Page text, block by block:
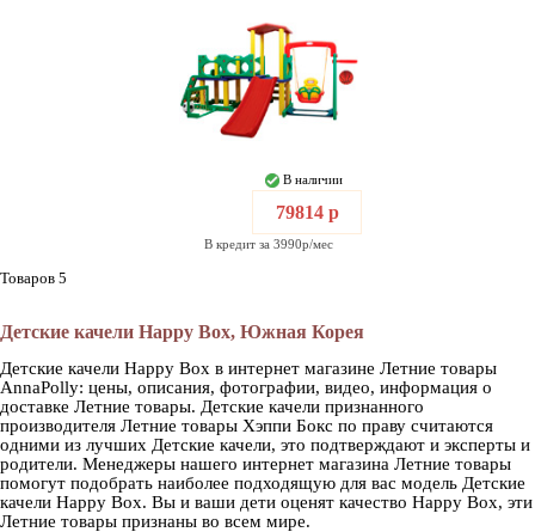
В наличии
79814 р
В кредит за 3990р/мес
Товаров 5
Детские качели Happy Box, Южная Корея
Детские качели Happy Box в интернет магазине Летние товары
AnnaPolly: цены, описания, фотографии, видео, информация о
доставке Летние товары. Детские качели признанного
производителя Летние товары Хэппи Бокс по праву считаются
одними из лучших Детские качели, это подтверждают и эксперты и
родители. Менеджеры нашего интернет магазина Летние товары
помогут подобрать наиболее подходящую для вас модель Детские
качели Happy Box. Вы и ваши дети оценят качество Happy Box, эти
Летние товары признаны во всем мире.